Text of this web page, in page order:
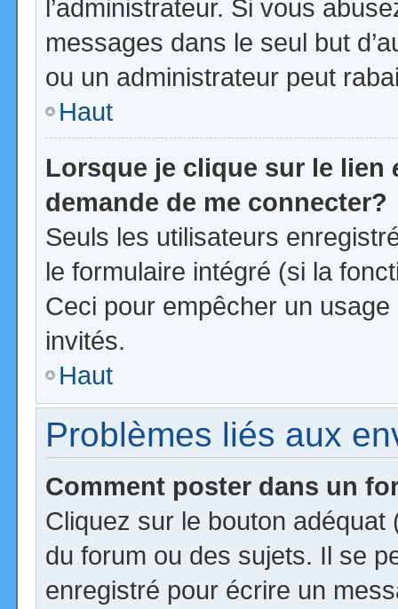
l’administrateur. Si vous
messages dans le seul but
ou un administrateur peut
Haut
Lorsque je clique sur le lien
demande de me connecter?
Seuls les utilisateurs
le formulaire intégré (si la
Ceci pour empêcher un
invités.
Haut
Problèmes liés aux
Comment poster dans un
Cliquez sur le bouton
du forum ou des sujets. Il se
enregistré pour écrire un